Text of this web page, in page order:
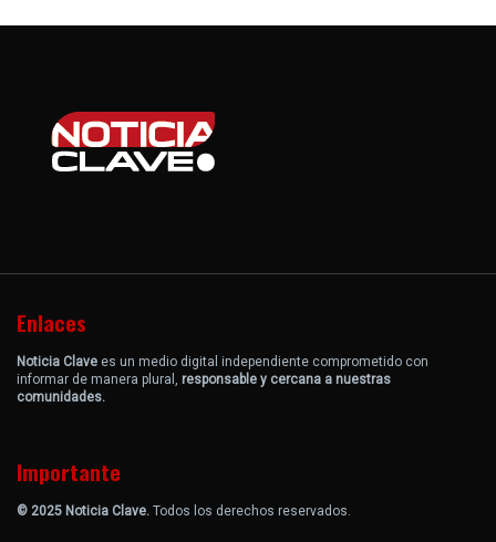
Enlaces
Noticia Clave es un medio digital independiente comprometido con
informar de manera plural, responsable y cercana a nuestras
comunidades.
Importante
© 2025 Noticia Clave. Todos los derechos reservados.